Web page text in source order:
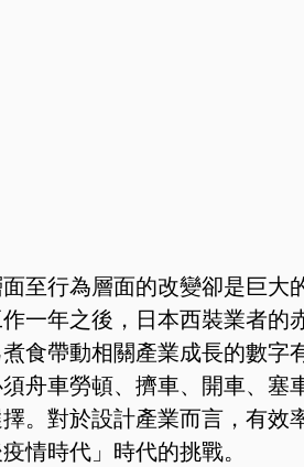
至行為層面的改變卻是巨大
一年之後，日本西裝業者的
食帶動相關產業成長的數字
舟車勞頓、擠車、開車、塞
。對於設計產業而言，有效
情時代」時代的挑戰。